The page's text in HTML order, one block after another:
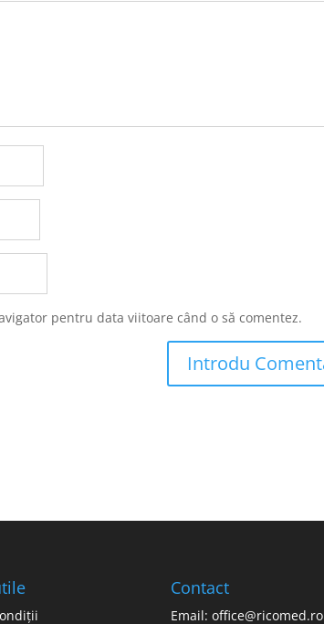
pentru data viitoare când o să comentez.
Contact
Email: office@ricomed.ro